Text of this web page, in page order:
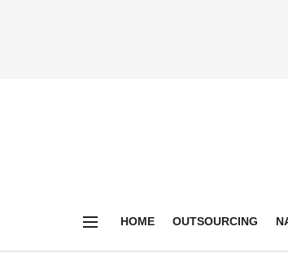
HOME OUTSOURCING